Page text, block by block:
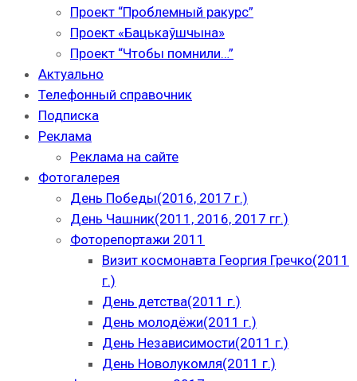
Проект “Проблемный ракурс”
Проект «Бацькаўшчына»
Проект “Чтобы помнили…”
Актуально
Телефонный справочник
Подписка
Реклама
Реклама на сайте
Фотогалерея
День Победы(2016, 2017 г.)
День Чашник(2011, 2016, 2017 гг.)
Фоторепортажи 2011
Визит космонавта Георгия Гречко(2011
г.)
День детства(2011 г.)
День молодёжи(2011 г.)
День Независимости(2011 г.)
День Новолукомля(2011 г.)